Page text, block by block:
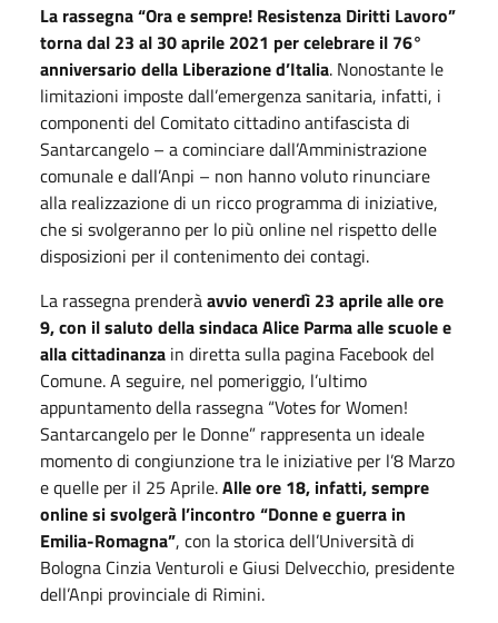
La rassegna “Ora e sempre! Resistenza Diritti Lavoro”
torna dal 23 al 30 aprile 2021 per celebrare il 76°
anniversario della Liberazione d’Italia. Nonostante le
limitazioni imposte dall’emergenza sanitaria, infatti, i
componenti del Comitato cittadino antifascista di
Santarcangelo – a cominciare dall’Amministrazione
comunale e dall’Anpi – non hanno voluto rinunciare
alla realizzazione di un ricco programma di iniziative,
che si svolgeranno per lo più online nel rispetto delle
disposizioni per il contenimento dei contagi.
La rassegna prenderàavvio venerdì 23 aprile alle ore
9, con il saluto della sindaca Alice Parma alle scuole e
alla cittadinanza in diretta sulla pagina Facebook del
Comune. A seguire, nel pomeriggio, l’ultimo
appuntamento della rassegna “Votes for Women!
Santarcangelo per le Donne” rappresenta un ideale
momento di congiunzione tra le iniziative per l’8 Marzo
e quelle per il 25 Aprile.Alle ore 18, infatti, sempre
online si svolgerà l’incontro “Donne e guerra in
Emilia-Romagna”, con la storica dell’Università di
Bologna Cinzia Venturoli e Giusi Delvecchio, presidente
dell’Anpi provinciale di Rimini.